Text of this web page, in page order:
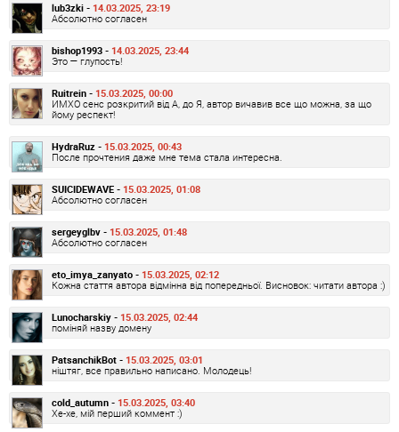
lub3zki - 14.03.2025, 23:19
Абсолютно согласен
bishop1993 - 14.03.2025, 23:44
Это — глупость!
Ruitrein - 15.03.2025, 00:00
ИМХО сенс розкритий від А, до Я, автор вичавив все що можна, за що
йому респект!
HydraRuz - 15.03.2025, 00:43
После прочтения даже мне тема стала интересна.
SUICIDEWAVE - 15.03.2025, 01:08
Абсолютно согласен
sergeyglbv - 15.03.2025, 01:48
Абсолютно согласен
eto_imya_zanyato - 15.03.2025, 02:12
Кожна стаття автора відмінна від попередньої. Висновок: читати автора :)
Lunocharskiy - 15.03.2025, 02:44
поміняй назву домену
PatsanchikBot - 15.03.2025, 03:01
ніштяг, все правильно написано. Молодець!
cold_autumn - 15.03.2025, 03:40
Хе-хе, мій перший коммент :)